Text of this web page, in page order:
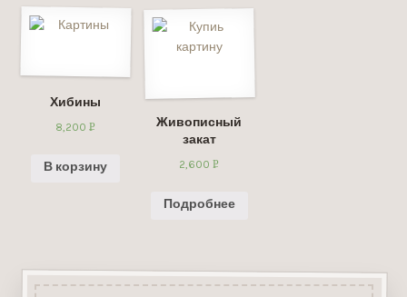
Хибины
8,200Р
В корзину
Живописный
закат
2,600Р
Подробнее